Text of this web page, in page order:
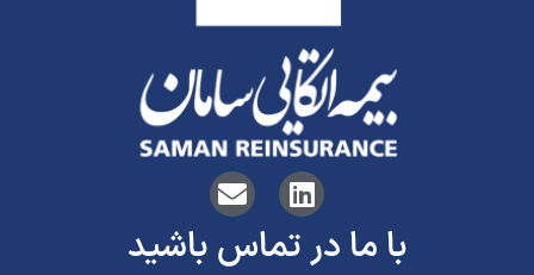
با ما در تماس باشید